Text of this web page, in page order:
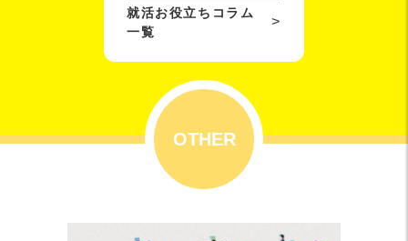
就活お役立ちコラム
一覧
OTHER